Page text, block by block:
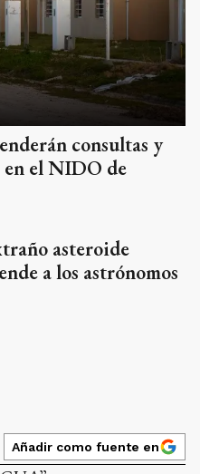
consultas y
en el NIDO de
asteroide
a los astrónomos
Añadir como fuente en